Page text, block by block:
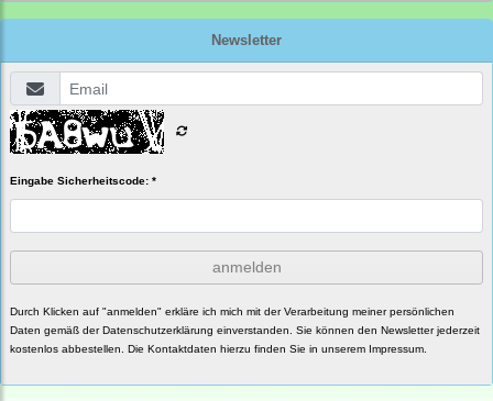
Newsletter
Eingabe Sicherheitscode: *
anmelden
Durch Klicken auf "anmelden" erkläre ich mich mit der Verarbeitung meiner persönlichen
Daten gemäß der Datenschutzerklärung einverstanden. Sie können den Newsletter jederzeit
kostenlos abbestellen. Die Kontaktdaten hierzu finden Sie in unserem Impressum.